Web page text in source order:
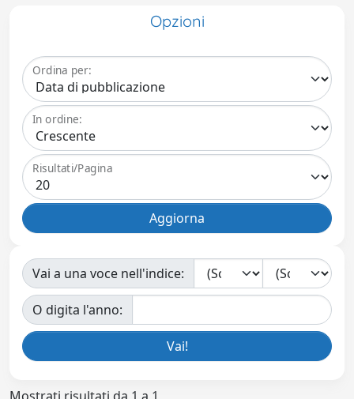
Opzioni
Ordina per:
In ordine:
Risultati/Pagina
Vai a una voce nell'indice:
O digita l'anno: